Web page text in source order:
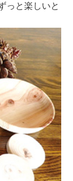
っと楽しいと